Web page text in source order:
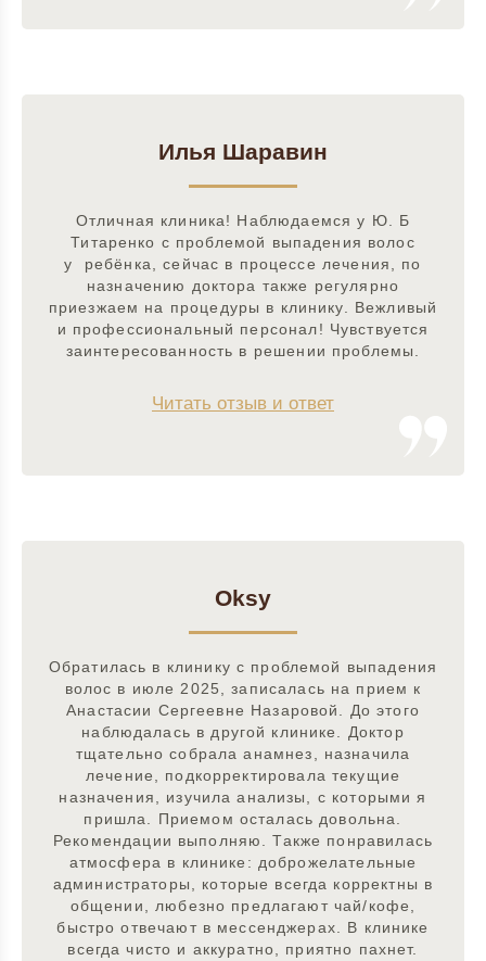
Илья Шаравин
Отличная клиника! Наблюдаемся у Ю. Б
Титаренко с проблемой выпадения волос
у ребёнка, сейчас в процессе лечения, по
назначению доктора также регулярно
приезжаем на процедуры в клинику. Вежливый
и профессиональный персонал! Чувствуется
заинтересованность в решении проблемы.
Читать отзыв и ответ
Oksy
Обратилась в клинику с проблемой выпадения
волос в июле 2025, записалась на прием к
Анастасии Сергеевне Назаровой. До этого
наблюдалась в другой клинике. Доктор
тщательно собрала анамнез, назначила
лечение, подкорректировала текущие
назначения, изучила анализы, с которыми я
пришла. Приемом осталась довольна.
Рекомендации выполняю. Также понравилась
атмосфера в клинике: доброжелательные
администраторы, которые всегда корректны в
общении, любезно предлагают чай/кофе,
быстро отвечают в мессенджерах. В клинике
всегда чисто и аккуратно, приятно пахнет.